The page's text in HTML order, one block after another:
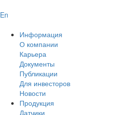
En
Информация
О компании
Карьера
Документы
Публикации
Для инвесторов
Новости
Продукция
Датчики